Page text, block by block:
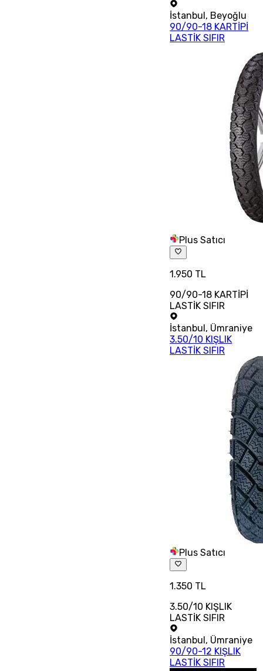
İstanbul , Beyoğlu
90/90-18 KARTİPİ
LASTİK SIFIR
Plus Satıcı
1.950 TL
90/90-18 KARTİPİ
LASTİK SIFIR
İstanbul, Ümraniye
3.50/10 KIŞLIK
LASTİK SIFIR
Plus Satıcı
1.350 TL
3.50/10 KIŞLIK
LASTİK SIFIR
İstanbul, Ümraniye
90/90-12 KIŞLIK
LASTİK SIFIR